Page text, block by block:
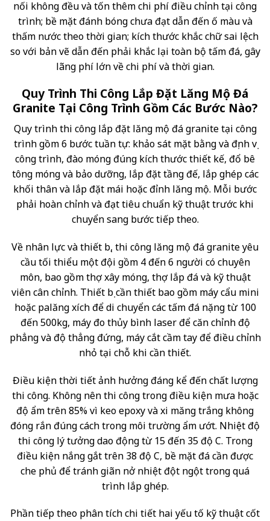
nối không đều và tốn thêm chi phí điều chỉnh tại công
trình; bề mặt đánh bóng chưa đạt dẫn đến ố màu và
thấm nước theo thời gian; kích thước khắc chữ sai lệch
so với bản vẽ dẫn đến phải khắc lại toàn bộ tấm đá, gây
lãng phí lớn về chi phí và thời gian.
Quy Trình Thi Công Lắp Đặt Lăng Mộ Đá
Granite Tại Công Trình Gồm Các Bước Nào?
Quy trình thi công lắp đặt lăng mộ đá granite tại công
trình gồm 6 bước tuần tự: khảo sát mặt bằng và định vị
công trình, đào móng đúng kích thước thiết kế, đổ bê
tông móng và bảo dưỡng, lắp đặt tầng đế, lắp ghép các
khối thân và lắp đặt mái hoặc đỉnh lăng mộ. Mỗi bước
phải hoàn chỉnh và đạt tiêu chuẩn kỹ thuật trước khi
chuyển sang bước tiếp theo.
Về nhân lực và thiết bị, thi công lăng mộ đá granite yêu
cầu tối thiểu một đội gồm 4 đến 6 người có chuyên
môn, bao gồm thợ xây móng, thợ lắp đá và kỹ thuật
viên cân chỉnh. Thiết bị cần thiết bao gồm máy cẩu mini
hoặc palăng xích để di chuyển các tấm đá nặng từ 100
đến 500kg, máy đo thủy bình laser để căn chỉnh độ
phẳng và độ thẳng đứng, máy cắt cầm tay để điều chỉnh
nhỏ tại chỗ khi cần thiết.
Điều kiện thời tiết ảnh hưởng đáng kể đến chất lượng
thi công. Không nên thi công trong điều kiện mưa hoặc
độ ẩm trên 85% vì keo epoxy và xi măng trắng không
đóng rắn đúng cách trong môi trường ẩm ướt. Nhiệt độ
thi công lý tưởng dao động từ 15 đến 35 độ C. Trong
điều kiện nắng gắt trên 38 độ C, bề mặt đá cần được
che phủ để tránh giãn nở nhiệt đột ngột trong quá
trình lắp ghép.
Phần tiếp theo phân tích chi tiết hai yếu tố kỹ thuật cốt